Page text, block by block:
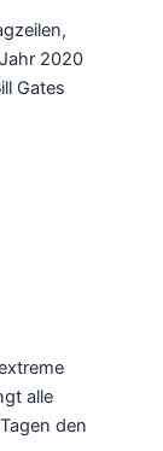
2020
Gates
alle
den